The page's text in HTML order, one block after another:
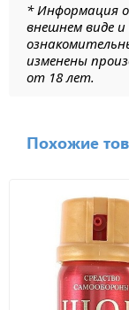
* Информация
внешнем виде
изменены
от 18 лет.
Похожие